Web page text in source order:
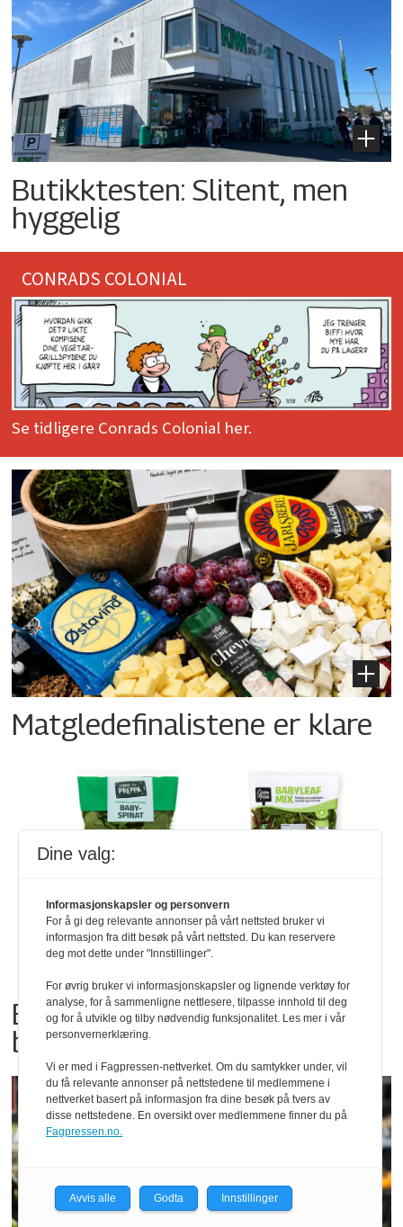
Butikktesten: Slitent, men
hyggelig
CONRADS COLONIAL
Se tidligere Conrads Colonial her.
Matgledefinalistene er klare
Bama tilbakekaller
babyspinat og babyleaf mix
Dine valg:
Informasjonskapsler og personvern
For å gi deg relevante annonser på vårt nettsted bruker vi
informasjon fra ditt besøk på vårt nettsted. Du kan reservere
deg mot dette under "Innstillinger".
For øvrig bruker vi informasjonskapsler og lignende verktøy for
analyse, for å sammenligne nettlesere, tilpasse innhold til deg
og for å utvikle og tilby nødvendig funksjonalitet. Les mer i vår
personvernerklæring.
Vi er med i Fagpressen-nettverket. Om du samtykker under, vil
du få relevante annonser på nettstedene til medlemmene i
nettverket basert på informasjon fra dine besøk på tvers av
disse nettstedene. En oversikt over medlemmene finner du på
Fagpressen.no.
Avvis alle Godta Innstillinger